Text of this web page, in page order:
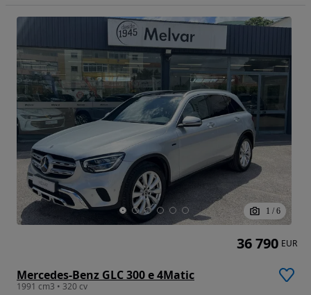
1 / 6
Mercedes-Benz GLC 300 e 4Matic
1991 cm3 • 320 cv
36 790 EUR